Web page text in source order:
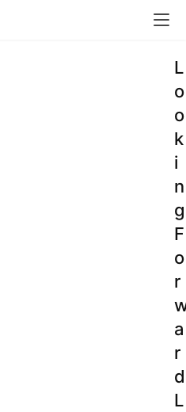
L
o
o
k
i
n
g
F
o
r
a
r
d
L